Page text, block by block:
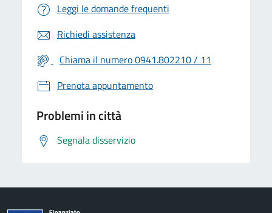
Leggi le domande frequenti
Richiedi assistenza
Chiama il numero 0941.802210 / 11
Prenota appuntamento
Problemi in città
Segnala disservizio